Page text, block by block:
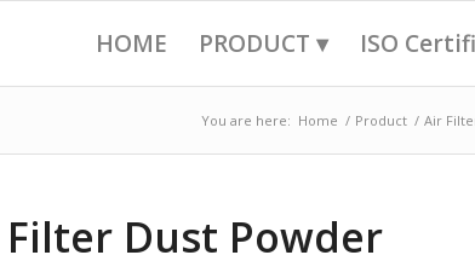
HOME PRODUCT ▾ ISO
You are here: Home / Product / Air
Dust Powder